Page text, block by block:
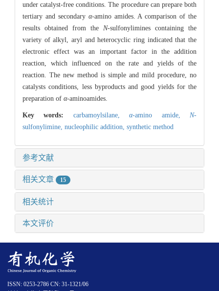
under catalyst-free conditions. The procedure can prepare both
tertiary and secondary α-amino amides. A comparison of the
results obtained from the N-sulfonylimines containing the
variety of alkyl, aryl and heterocyclic ring indicated that the
electronic effect was an important factor in the addition
reaction, which influenced on the rate and yields of the
reaction. The new method is simple and mild procedure, no
catalysts conditions, less byproducts and good yields for the
preparation of α-aminoamides.
Key words: carbamoylsilane,α-amino amide, N-
sulfonylimine, nucleophilic addition, synthetic method
参考文献
相关文章 15
相关统计
本文评价
ISSN: 0253-2786 CN: 31-1321/06